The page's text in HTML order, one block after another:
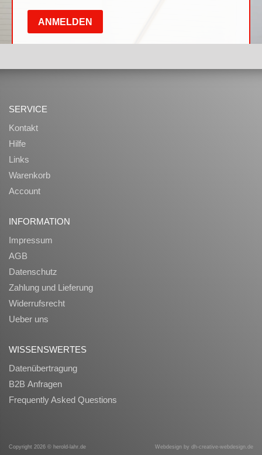
SERVICE
Kontakt
Hilfe
Links
Warenkorb
Account
INFORMATION
Impressum
AGB
Datenschutz
Zahlung und Lieferung
Widerrufsrecht
Ueber uns
WISSENSWERTES
Datenübertragung
B2B Anfragen
Frequently Asked Questions
Copyright 2026 © herold-lahr.de Webdesign by dh-creative-webdesign.de